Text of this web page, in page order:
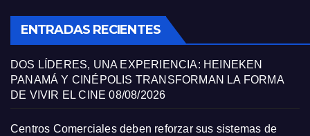
ENTRADAS RECIENTES
DOS LÍDERES, UNA EXPERIENCIA: HEINEKEN
PANAMÁ Y CINÉPOLIS TRANSFORMAN LA FORMA
DE VIVIR EL CINE 08/08/2026
Centros Comerciales deben reforzar sus sistemas de